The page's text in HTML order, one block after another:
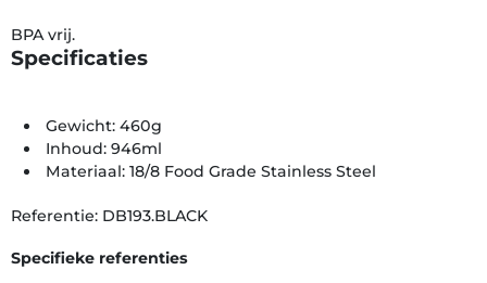
BPA vrij.
Specificaties
Gewicht: 460g
Inhoud: 946ml
Materiaal: 18/8 Food Grade Stainless Steel
Referentie: DB193.BLACK
Specifieke referenties